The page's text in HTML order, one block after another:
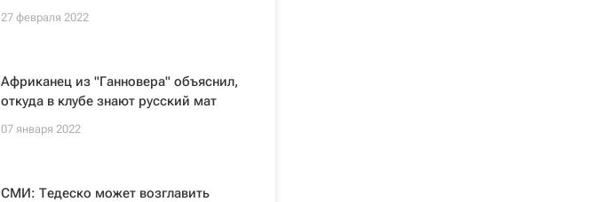
27 февраля 2022
Африканец из "Ганновера" объяснил,
откуда в клубе знают русский мат
07 января 2022
СМИ: Тедеско может возглавить